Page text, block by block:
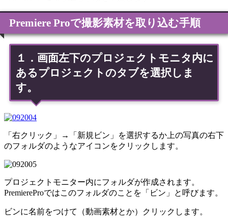
Premiere Proで撮影素材を取り込む手順
１．画面左下のプロジェクトモニタ内に
あるプロジェクトのタブを選択しま
す。
「右クリック」→「新規ビン」を選択するか上の写真の右下
のフォルダのようなアイコンをクリックします。
プロジェクトモニター内にフォルダが作成されます。
PremiereProではこのフォルダのことを「ビン」と呼びます。
ビンに名前をつけて（動画素材とか）クリックします。